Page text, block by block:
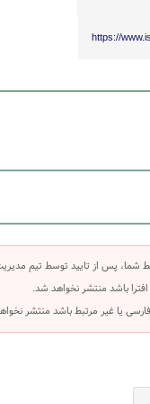
https://
شما، پس از تایید توسط تیم
باشد منتشر نخواهد شد.
فارسی یا غیر مرتبط باشد منتشر